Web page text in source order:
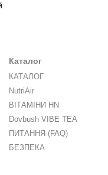
Каталог
КАТАЛОГ
NutriAir
ВІТАМІНИ HN
Dovbush VIBE TEA
ПИТАННЯ (FAQ)
БЕЗПЕКА